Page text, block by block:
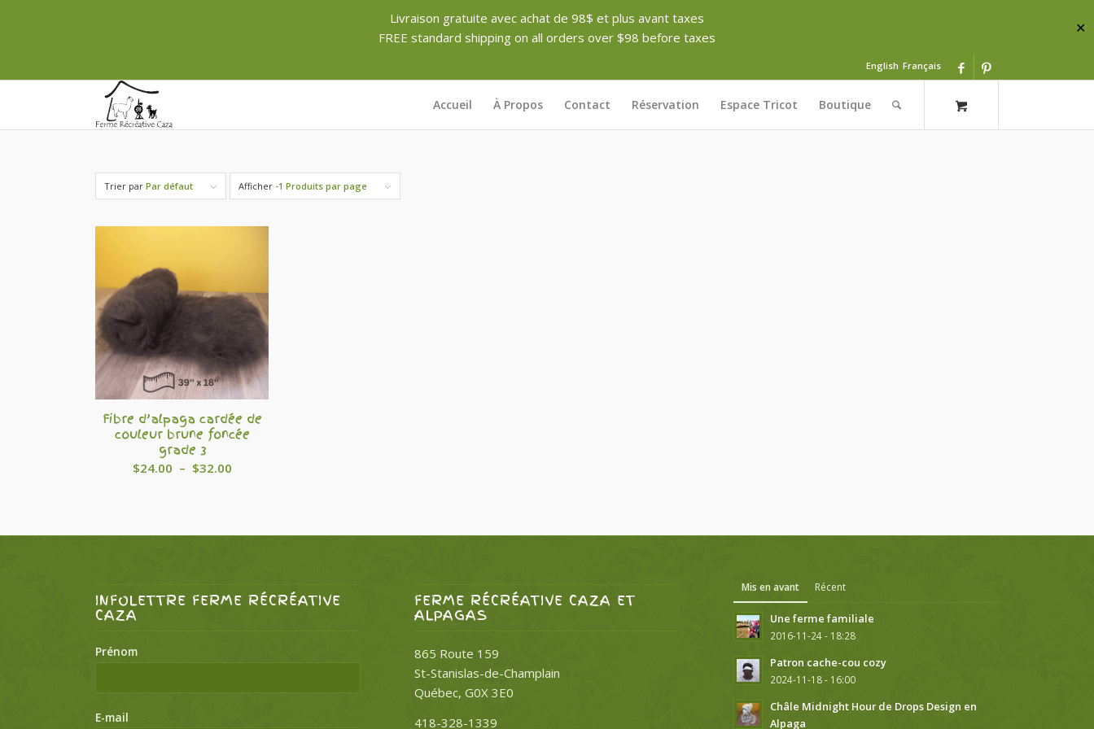
Livraison gratuite avec achat de 98$ et plus avant taxes
FREE standard shipping on all orders over $98 before taxes
✕
English Français
Accueil À Propos Contact Réservation Espace Tricot Boutique
Trier parPar défaut Afficher -1 Produits par page
Fibre d’alpaga cardée de
couleur brune foncée
grade 3
$24.00 – $32.00Plage
INFOLETTRE FERME RÉCRÉATIVE
CAZA
Prénom
E-mail
FERME RÉCRÉATIVE CAZA ET
ALPAGAS
865 Route 159
St-Stanislas-de-Champlain
Québec, G0X 3E0
418-328-1339
Mis en avant Récent
Une ferme familiale
2016-11-24 - 18:28
Patron cache-cou cozy
2024-11-18 - 16:00
Châle Midnight Hour de Drops Design en
Alpaga